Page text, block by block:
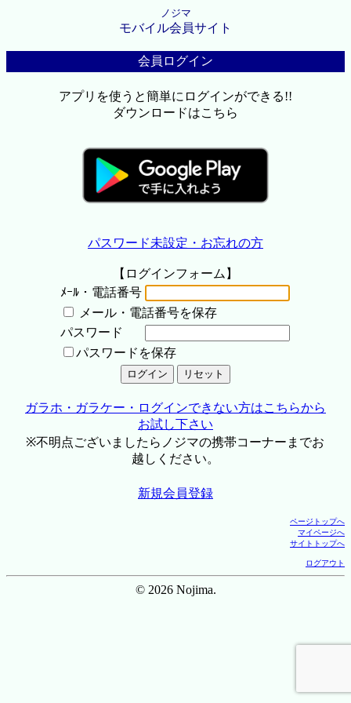
ノジマ
モバイル会員サイト
会員ログイン
アプリを使うと簡単にログインができる!!
ダウンロードはこちら
パスワード未設定・お忘れの方
【ログインフォーム】
ﾒｰﾙ・電話番号
メール・電話番号を保存
パスワード
パスワードを保存
ガラホ・ガラケー・ログインできない方はこちらから
お試し下さい
※不明点ございましたらノジマの携帯コーナーまでお
越しください。
新規会員登録
ページトップへ
マイページへ
サイトトップへ
ログアウト
© 2026 Nojima.